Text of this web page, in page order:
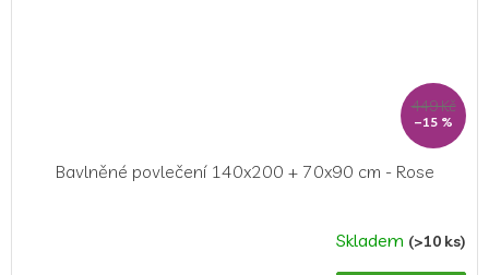
449 Kč
–15 %
Bavlněné povlečení 140x200 + 70x90 cm - Rose
Skladem (>10 ks)